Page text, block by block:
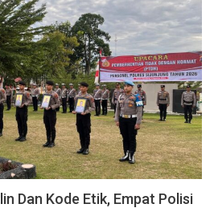
Dan Kode Etik, Empat Polisi